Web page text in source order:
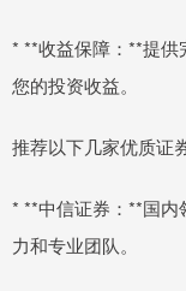
* **收益保障：**提
您的投资收益。
推荐以下几家优质证
* **中信证券：**国
力和专业团队。